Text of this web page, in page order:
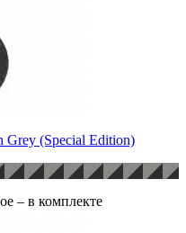
Grey (Special Edition)
– в комплекте